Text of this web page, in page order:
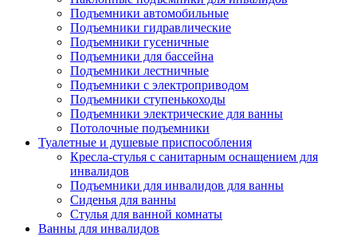
Подъемники автомобильные
Подъемники гидравлические
Подъемники гусеничные
Подъемники для бассейна
Подъемники лестничные
Подъемники с электроприводом
Подъемники ступенькоходы
Подъемники электрические для ванны
Потолочные подъемники
Туалетные и душевые приспособления
Кресла-стулья с санитарным оснащением для
инвалидов
Подъемники для инвалидов для ванны
Сиденья для ванны
Стулья для ванной комнаты
Ванны для инвалидов